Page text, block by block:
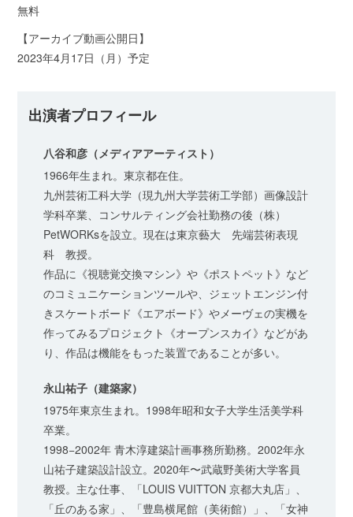
無料
【アーカイブ動画公開日】
2023年4月17日（月）予定
出演者プロフィール
八谷和彦（メディアアーティスト）
1966年生まれ。東京都在住。
九州芸術工科大学（現九州大学芸術工学部）画像設計
学科卒業、コンサルティング会社勤務の後（株）
PetWORKsを設立。現在は東京藝大 先端芸術表現
科 教授。
作品に《視聴覚交換マシン》や《ポストペット》など
のコミュニケーションツールや、ジェットエンジン付
きスケートボード《エアボード》やメーヴェの実機を
作ってみるプロジェクト《オープンスカイ》などがあ
り、作品は機能をもった装置であることが多い。
永山祐子（建築家）
1975年東京生まれ。1998年昭和女子大学生活美学科
卒業。
1998−2002年 青木淳建築計画事務所勤務。2002年永
山祐子建築設計設立。2020年〜武蔵野美術大学客員
教授。主な仕事、「LOUIS VUITTON 京都大丸店」、
「丘のある家」、「豊島横尾館（美術館）」、「女神